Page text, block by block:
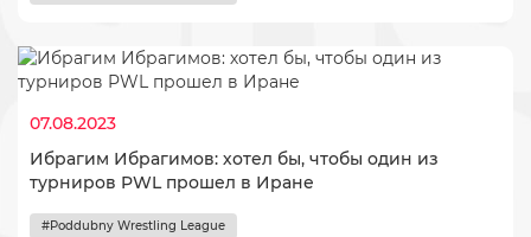
07.08.2023
​Ибрагим Ибрагимов: хотел бы, чтобы один из
турниров PWL прошел в Иране
#Poddubny Wrestling League